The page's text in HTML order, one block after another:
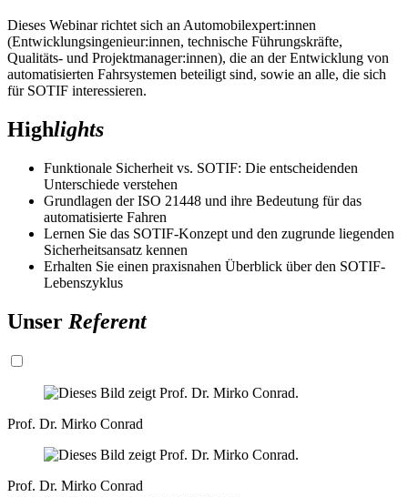
Dieses Webinar richtet sich an Automobilexpert:innen
(Entwicklungsingenieur:innen, technische Führungskräfte,
Qualitäts- und Projektmanager:innen), die an der Entwicklung von
automatisierten Fahrsystemen beteiligt sind, sowie an alle, die sich
für SOTIF interessieren.
Highlights
Funktionale Sicherheit vs. SOTIF: Die entscheidenden
Unterschiede verstehen
Grundlagen der ISO 21448 und ihre Bedeutung für das
automatisierte Fahren
Lernen Sie das SOTIF-Konzept und den zugrunde liegenden
Sicherheitsansatz kennen
Erhalten Sie einen praxisnahen Überblick über den SOTIF-
Lebenszyklus
Unser Referent
Prof. Dr. Mirko Conrad
Prof. Dr. Mirko Conrad